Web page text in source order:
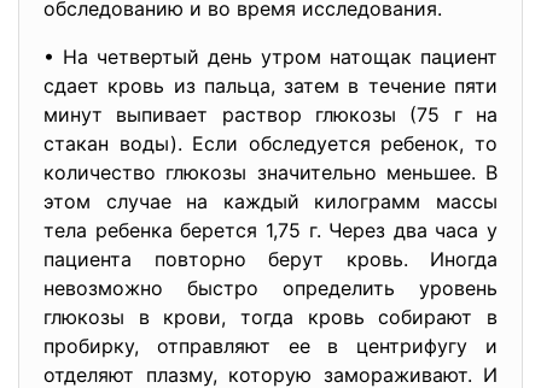
обследованию и во время исследования.
• На четвертый день утром натощак пациент
сдает кровь из пальца, затем в течение пяти
минут выпивает раствор глюкозы (75 г на
стакан воды). Если обследуется ребенок, то
количество глюкозы значительно меньшее. В
этом случае на каждый килограмм массы
тела ребенка берется 1,75 г. Через два часа у
пациента повторно берут кровь. Иногда
невозможно быстро определить уровень
глюкозы в крови, тогда кровь собирают в
пробирку, отправляют ее в центрифугу и
отделяют плазму, которую замораживают. И